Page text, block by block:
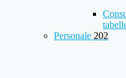
Personale 202